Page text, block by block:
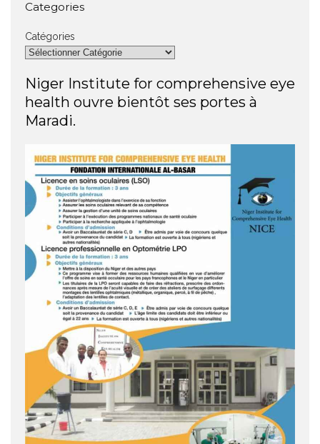
Categories
Catégories
Niger Institute for comprehensive eye
health ouvre bientôt ses portes à
Maradi.